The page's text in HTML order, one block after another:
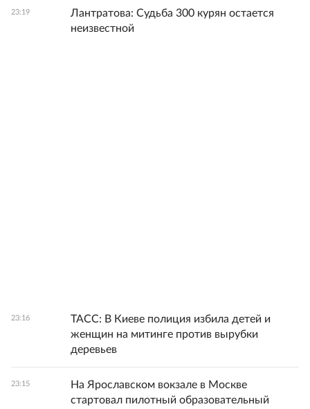
23:19
Лантратова: Судьба 300 курян остается
неизвестной
23:16
ТАСС: В Киеве полиция избила детей и
женщин на митинге против вырубки
деревьев
23:15
На Ярославском вокзале в Москве
стартовал пилотный образовательный